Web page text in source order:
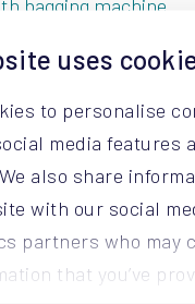
uses
to personalise
media features
also share
with our social
partners who may
that you’ve
bagging machine
Ihnen,
bewahren.
an unsere